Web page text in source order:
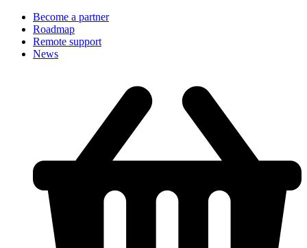
Become a partner
Roadmap
Remote support
News